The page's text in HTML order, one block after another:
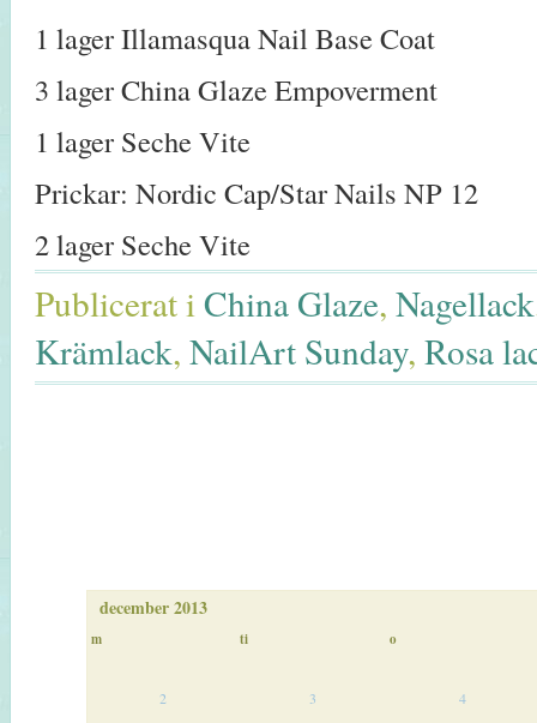
1 lager Illamasqua Nail Base Coat
3 lager China Glaze Empoverment
1 lager Seche Vite
Prickar: Nordic Cap/Star Nails NP 12
2 lager Seche Vite
Publicerat iChina Glaze, Nagellack
Krämlack, NailArt Sunday, Rosa
december 2013
m ti o
2 3
4